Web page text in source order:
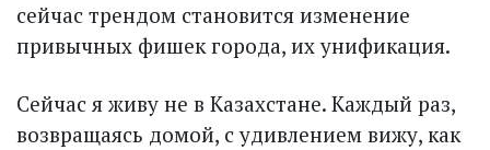
сейчас трендом становится изменение
привычных фишек города, их унификация.
Сейчас я живу не в Казахстане. Каждый раз,
возвращаясь домой, с удивлением вижу, как